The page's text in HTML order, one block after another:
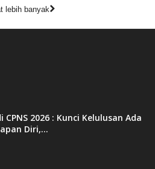
lebih banyak
CPNS 2026 : Kunci Kelulusan Ada
Diri,...